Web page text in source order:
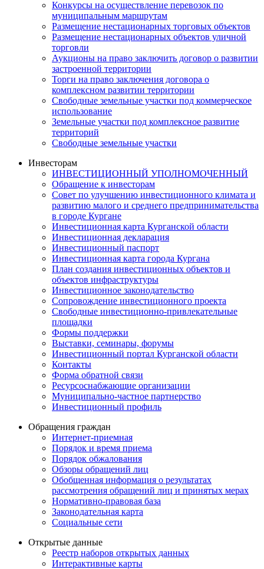
Конкурсы на осуществление перевозок по
муниципальным маршрутам
Размещение нестационарных торговых объектов
Размещение нестационарных объектов уличной
торговли
Аукционы на право заключить договор о развитии
застроенной территории
Торги на право заключения договора о
комплексном развитии территории
Свободные земельные участки под коммерческое
использование
Земельные участки под комплексное развитие
территорий
Свободные земельные участки
Инвесторам
ИНВЕСТИЦИОННЫЙ УПОЛНОМОЧЕННЫЙ
Обращение к инвесторам
Совет по улучшению инвестиционного климата и
развитию малого и среднего предпринимательства
в городе Кургане
Инвестиционная карта Курганской области
Инвестиционная декларация
Инвестиционный паспорт
Инвестиционная карта города Кургана
План создания инвестиционных объектов и
объектов инфраструктуры
Инвестиционное законодательство
Сопровождение инвестиционного проекта
Свободные инвестиционно-привлекательные
площадки
Формы поддержки
Выставки, семинары, форумы
Инвестиционный портал Курганской области
Контакты
Форма обратной связи
Ресурсоснабжающие организации
Муниципально-частное партнерство
Инвестиционный профиль
Обращения граждан
Интернет-приемная
Порядок и время приема
Порядок обжалования
Обзоры обращений лиц
Обобщенная информация о результатах
рассмотрения обращений лиц и принятых мерах
Нормативно-правовая база
Законодательная карта
Социальные сети
Открытые данные
Реестр наборов открытых данных
Интерактивные карты